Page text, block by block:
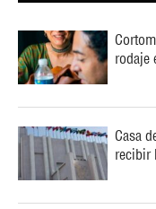
rodaje
Casa
recibir